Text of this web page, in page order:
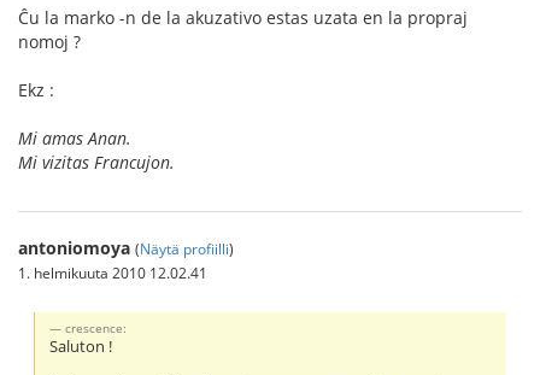
Ĉu la marko -n de la akuzativo estas uzata en la propraj
nomoj ?
Ekz :
Mi amas Anan.
Mi vizitas Francujon.
antoniomoya (Näytä profiilli)
1. helmikuuta 2010 12.02.41
crescence:
Saluton !